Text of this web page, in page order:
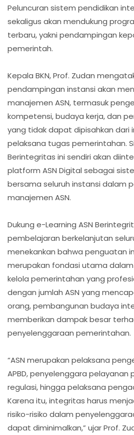
Peluncuran sistem pendidikan
sekaligus akan mendukung
terbaru, yakni pendampingan
pemerintah.
Kepala BKN, Prof. Zudan
pendampingan instansi akan
manajemen ASN, termasuk
kompetensi, budaya kerja, dan
yang tidak dapat dipisahkan dari
pelaksana tugas pemerintahan.
Berintegritas ini sendiri akan
platform ASN Digital sebagai
bersama seluruh instansi dalam
manajemen ASN.
Dukung e-Learning ASN
pembelajaran berkelanjutan
menekankan bahwa penguatan
merupakan fondasi utama
kelola pemerintahan yang
dengan jumlah ASN yang
orang, pembangunan budaya
memberikan dampak besar
penyelenggaraan pemerintahan.
“ASN merupakan pelaksana
APBD, penyelenggara pelayanan
regulasi, hingga pelaksana
Karena itu, integritas harus
risiko-risiko dalam
dapat diminimalkan,” ujar Prof.